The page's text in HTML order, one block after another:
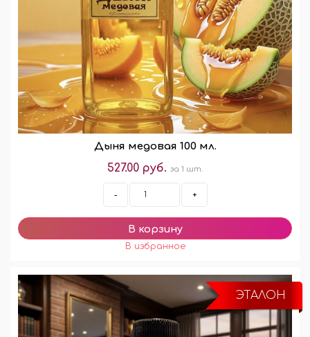
Дыня медовая 100 мл.
527.00 руб. за 1 шт.
- +
ЭТАЛОН